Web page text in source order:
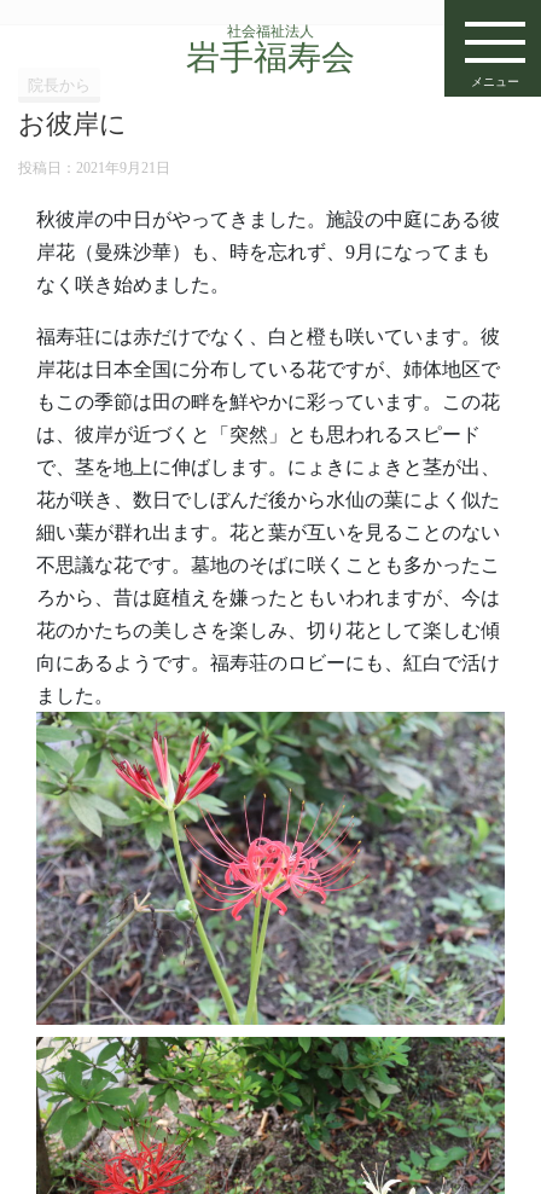
社会福祉法人
岩手福寿会
メニュー
院長から
お彼岸に
投稿日： 2021年9月21日
秋彼岸の中日がやってきました。施設の中庭にある彼
岸花（曼殊沙華）も、時を忘れず、9月になってまも
なく咲き始めました。
福寿荘には赤だけでなく、白と橙も咲いています。彼
岸花は日本全国に分布している花ですが、姉体地区で
もこの季節は田の畔を鮮やかに彩っています。この花
は、彼岸が近づくと「突然」とも思われるスピード
で、茎を地上に伸ばします。にょきにょきと茎が出、
花が咲き、数日でしぼんだ後から水仙の葉によく似た
細い葉が群れ出ます。花と葉が互いを見ることのない
不思議な花です。墓地のそばに咲くことも多かったこ
ろから、昔は庭植えを嫌ったともいわれますが、今は
花のかたちの美しさを楽しみ、切り花として楽しむ傾
向にあるようです。福寿荘のロビーにも、紅白で活け
ました。